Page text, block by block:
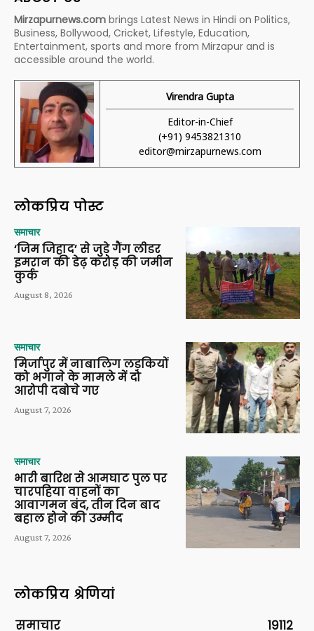
Mirzapurnews.com brings Latest News in Hindi on Politics,
Business, Bollywood, Cricket, Lifestyle, Education,
Entertainment, sports and more from Mirzapur and is
accessible around the world.
Virendra Gupta
Editor-in-Chief
(+91) 9453821310
editor@mirzapurnews.com
लोकप्रिय पोस्ट
समाचार
‘जिम जिहाद’ से जुड़े गैंग लीडर
इमरान की डेढ़ करोड़ की जमीन
कुर्क
August 8, 2026
समाचार
मिर्जापुर में नाबालिग लड़कियों
को भगाने के मामले में दो
आरोपी दबोचे गए
August 7, 2026
समाचार
भारी बारिश से आमघाट पुल पर
चारपहिया वाहनों का
आवागमन बंद, तीन दिन बाद
बहाल होने की उम्मीद
August 7, 2026
लोकप्रिय श्रेणियां
समाचार
19112